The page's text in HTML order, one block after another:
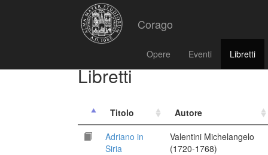
Corago
Opere Eventi Libretti
Libretti
Titolo
Autore
Adriano in
Siria
Valentini Michelangelo
(1720-1768)